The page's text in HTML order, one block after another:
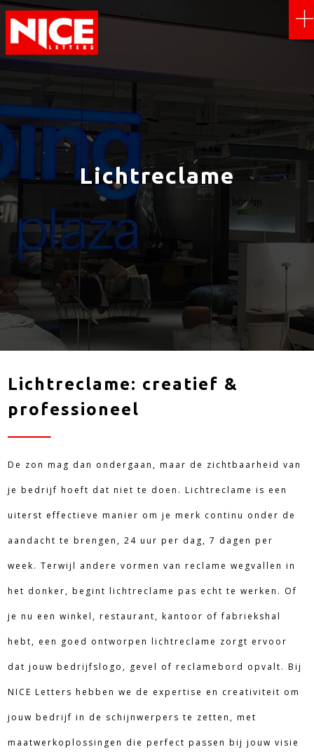
Lichtreclame
Lichtreclame: creatief &
professioneel
De zon mag dan ondergaan, maar de zichtbaarheid van
je bedrijf hoeft dat niet te doen. Lichtreclame is een
uiterst effectieve manier om je merk continu onder de
aandacht te brengen, 24 uur per dag, 7 dagen per
week. Terwijl andere vormen van reclame wegvallen in
het donker, begint lichtreclame pas echt te werken. Of
je nu een winkel, restaurant, kantoor of fabriekshal
hebt, een goed ontworpen lichtreclame zorgt ervoor
dat jouw bedrijfslogo, gevel of reclamebord opvalt. Bij
NICE Letters hebben we de expertise en creativiteit om
jouw bedrijf in de schijnwerpers te zetten, met
maatwerkoplossingen die perfect passen bij jouw visie